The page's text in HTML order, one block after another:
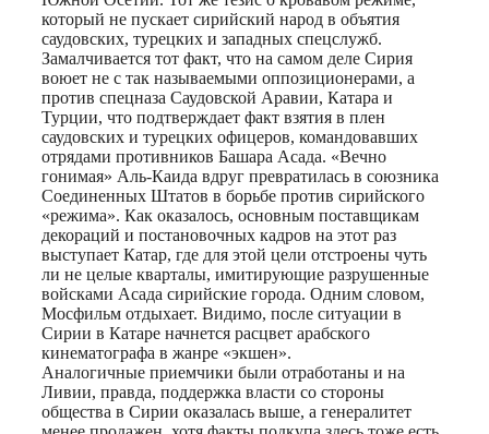
который не пускает сирийский народ в объятия
саудовских, турецких и западных спецслужб.
Замалчивается тот факт, что на самом деле Сирия
воюет не с так называемыми оппозиционерами, а
против спецназа Саудовской Аравии, Катара и
Турции, что подтверждает факт взятия в плен
саудовских и турецких офицеров, командовавших
отрядами противников Башара Асада. «Вечно
гонимая» Аль-Каида вдруг превратилась в союзника
Соединенных Штатов в борьбе против сирийского
«режима». Как оказалось, основным поставщикам
декораций и постановочных кадров на этот раз
выступает Катар, где для этой цели отстроены чуть
ли не целые кварталы, имитирующие разрушенные
войсками Асада сирийские города. Одним словом,
Мосфильм отдыхает. Видимо, после ситуации в
Сирии в Катаре начнется расцвет арабского
кинематографа в жанре «экшен».
Аналогичные приемчики были отработаны и на
Ливии, правда, поддержка власти со стороны
общества в Сирии оказалась выше, а генералитет